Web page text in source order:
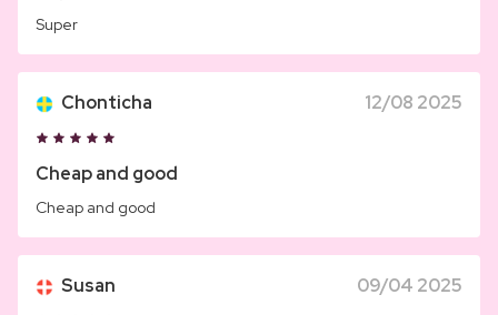
Super
Chonticha 12/08 2025
Cheap and good
Cheap and good
Susan 09/04 2025